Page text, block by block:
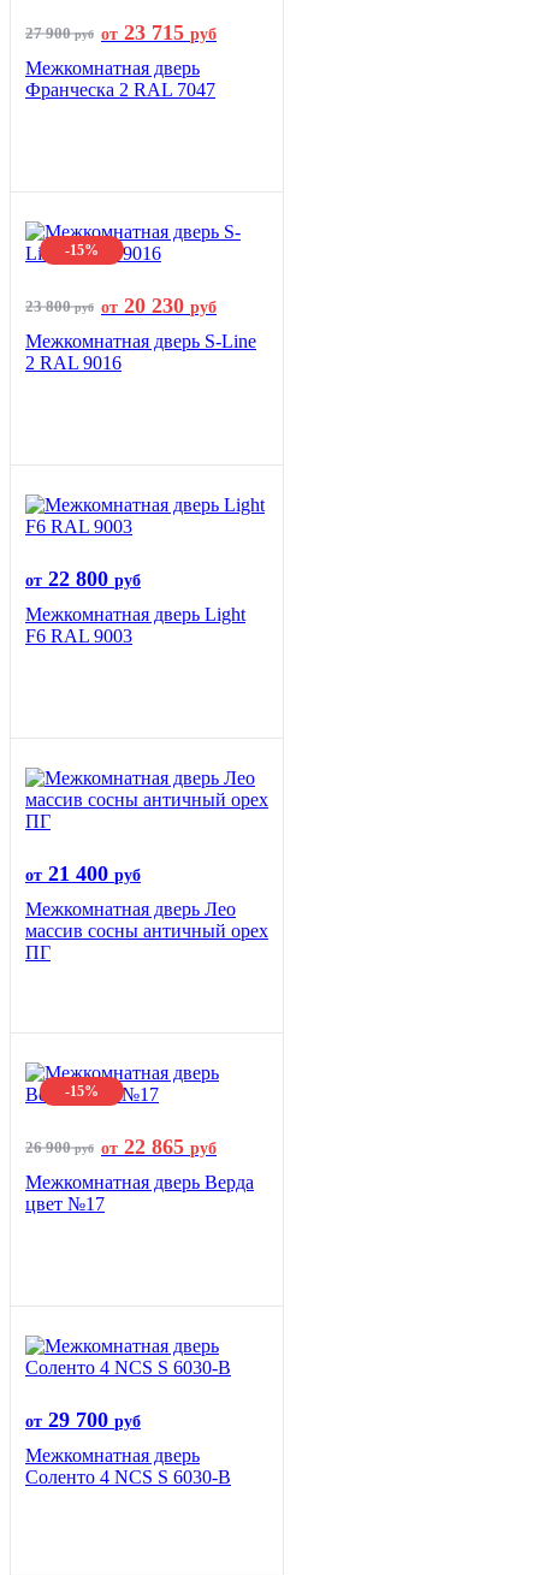
27 900руб от 23 715 руб
Межкомнатная дверь
Франческа 2 RAL 7047
-15%
23 800руб от 20 230 руб
Межкомнатная дверь S-Line
2 RAL 9016
от 22 800 руб
Межкомнатная дверь Light
F6 RAL 9003
от 21 400 руб
Межкомнатная дверь Лео
массив сосны античный орех
ПГ
-15%
26 900руб от 22 865 руб
Межкомнатная дверь Верда
цвет №17
от 29 700 руб
Межкомнатная дверь
Соленто 4 NCS S 6030-B